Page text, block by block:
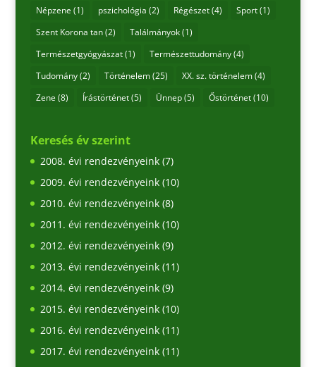
Népzene (1) pszichológia (2) Régészet(4) Sport(1)
Szent Korona tan(2) Találmányok(1)
Természetgyógyászat(1) Természettudomány(4)
Tudomány(2) Történelem(25) XX. sz. történelem(4)
Zene (8) Írástörténet(5) Ünnep(5) Őstörténet(10)
Keresés év szerint
2008. évi rendezvényeink(7)
2009. évi rendezvényeink(10)
2010. évi rendezvényeink(8)
2011. évi rendezvényeink(10)
2012. évi rendezvényeink(9)
2013. évi rendezvényeink(11)
2014. évi rendezvényeink(9)
2015. évi rendezvényeink(10)
2016. évi rendezvényeink(11)
2017. évi rendezvényeink(11)